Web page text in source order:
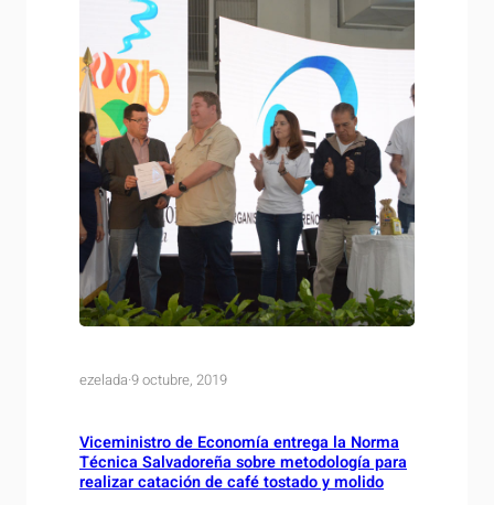
ezelada·9 octubre, 2019
Viceministro de Economía entrega la Norma
Técnica Salvadoreña sobre metodología para
realizar catación de café tostado y molido